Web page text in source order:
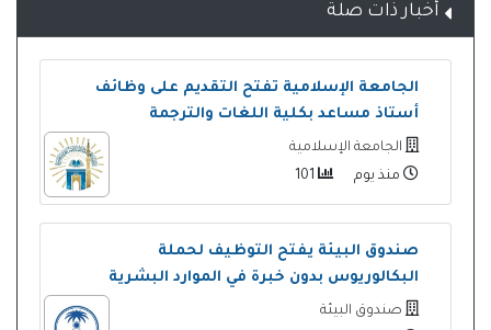
أخبار ذات صلة
الجامعة الإسلامية تفتح التقديم على وظائف
أستاذ مساعد بكلية اللغات والترجمة
الجامعة الإسلامية
منذ يوم
صندوق البيئة يفتح التوظيف لحملة
البكالوريوس بدون خبرة في الموارد البشرية
صندوق البيئة